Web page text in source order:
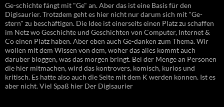
Ge-schichte fängt mit "Ge" an. Aber das ist eine Basis für den
Digisaurier. Trotzdem geht es hier nicht nur darum sich mit "Ge-
stern" zu beschäftigen. Die Idee ist einerseits einen Platz zu schaffen
im Netz wo Geschichte und Geschichten von Computer, Internet &
Co einen Platz haben. Aber eben auch Ge-danken zum Thema. Wir
wollen mit dem Wissen von dem, woher das alles kommt auch
darüber bloggen, was das morgen bringt. Bei der Menge an Personen
die hier mitmachen, wird das kontrovers, komisch, kurios und
kritisch. Es hatte also auch die Seite mit dem K werden können. Ist es
aber nicht. Viel Spaß hier Der Digisaurier